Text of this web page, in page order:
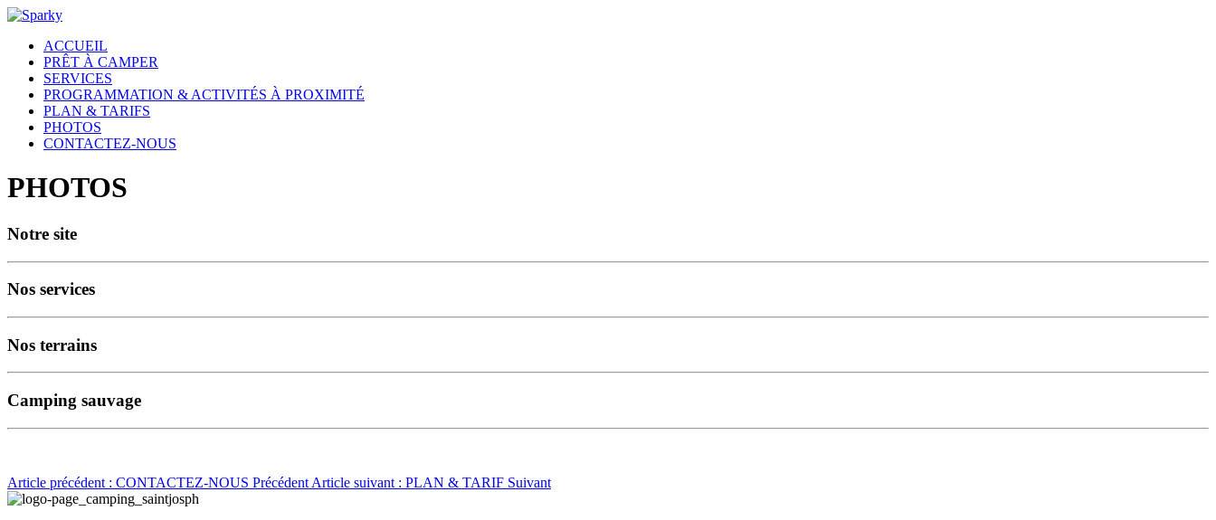
ACCUEIL
PRÊT À CAMPER
SERVICES
PROGRAMMATION & ACTIVITÉS À PROXIMITÉ
PLAN & TARIFS
PHOTOS
CONTACTEZ-NOUS
PHOTOS
Notre site
Nos services
Nos terrains
Camping sauvage
Article précédent : CONTACTEZ-NOUS Précédent Article suivant : PLAN & TARIF Suivant